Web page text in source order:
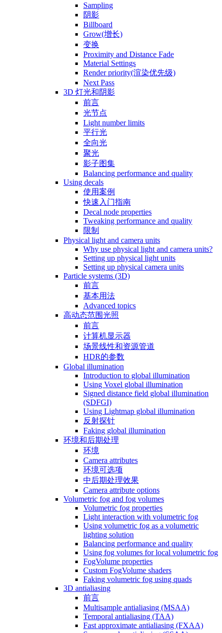
Sampling
阴影
Billboard
Grow(增长)
变换
Proximity and Distance Fade
Material Settings
Render priority(渲染优先级)
Next Pass
3D 灯光和阴影
前言
光节点
Light number limits
平行光
全向光
聚光
影子图集
Balancing performance and quality
Using decals
使用案例
快速入门指南
Decal node properties
Tweaking performance and quality
限制
Physical light and camera units
Why use physical light and camera units?
Setting up physical light units
Setting up physical camera units
Particle systems (3D)
前言
基本用法
Advanced topics
高动态范围光照
前言
计算机显示器
场景线性和资源管道
HDR的参数
Global illumination
Introduction to global illumination
Using Voxel global illumination
Signed distance field global illumination
(SDFGI)
Using Lightmap global illumination
反射探针
Faking global illumination
环境和后期处理
环境
Camera attributes
环境可选项
中后期处理效果
Camera attribute options
Volumetric fog and fog volumes
Volumetric fog properties
Light interaction with volumetric fog
Using volumetric fog as a volumetric
lighting solution
Balancing performance and quality
Using fog volumes for local volumetric fog
FogVolume properties
Custom FogVolume shaders
Faking volumetric fog using quads
3D antialiasing
前言
Multisample antialiasing (MSAA)
Temporal antialiasing (TAA)
Fast approximate antialiasing (FXAA)